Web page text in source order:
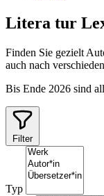
Litera tur
Finden Sie gezielt
auch nach
Bis Ende 2026 sind
Filter
Typ